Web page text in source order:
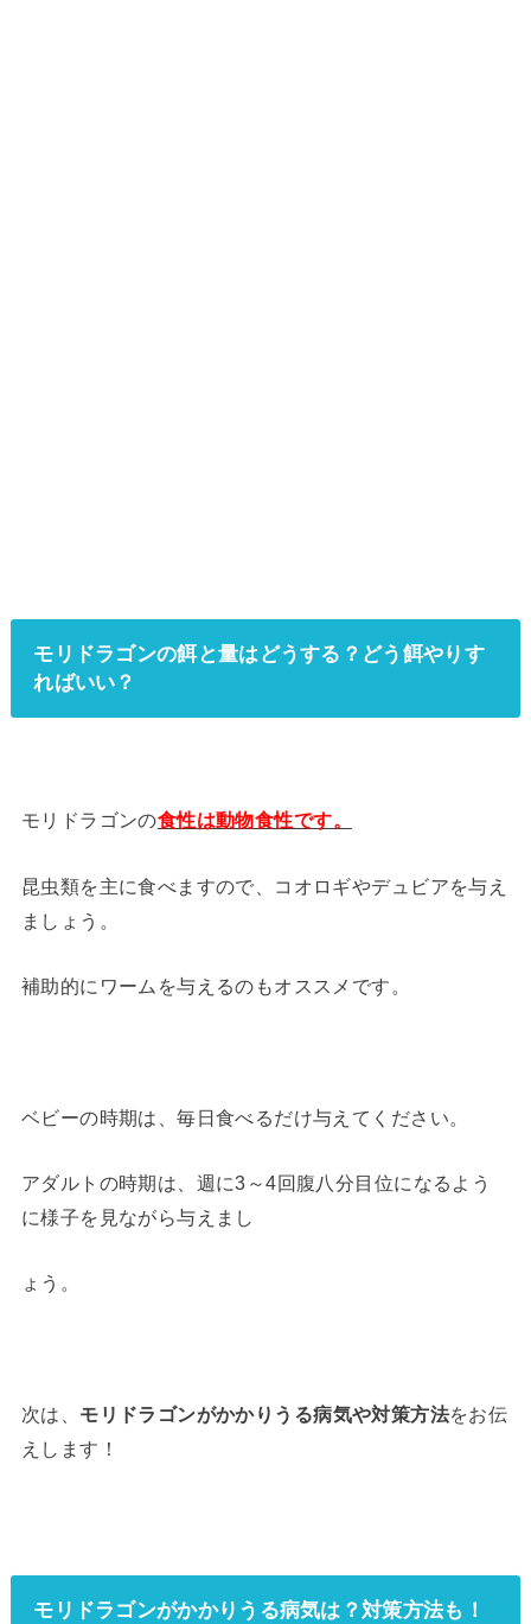
モリドラゴンの餌と量はどうする？どう餌やりす
ればいい？
モリドラゴンの食性は動物食性です。
昆虫類を主に食べますので、コオロギやデュビアを与え
ましょう。
補助的にワームを与えるのもオススメです。
ベビーの時期は、毎日食べるだけ与えてください。
アダルトの時期は、週に3～4回腹八分目位になるよう
に様子を見ながら与えまし
ょう。
次は、 モリドラゴンがかかりうる病気や対策方法をお伝
えします！
モリドラゴンがかかりうる病気は？対策方法も！